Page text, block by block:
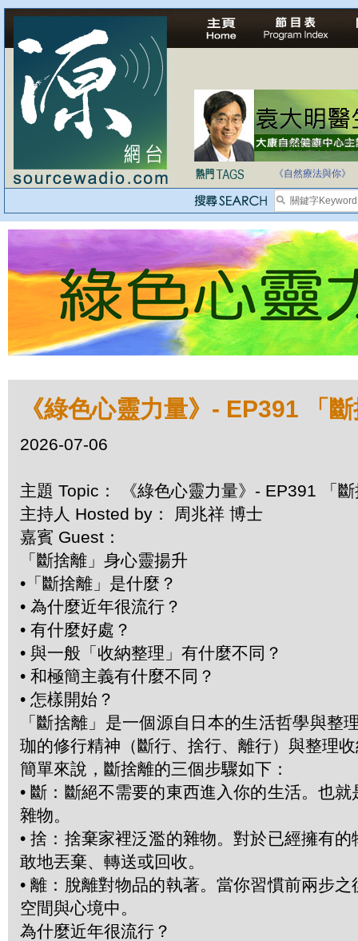
自家教育合法化-
《自然療法與你》
《綠色心靈力量》- EP391 「
2026-07-06
主題 Topic： 《綠色心靈力量》- EP391 「
主持人 Hosted by： 周兆祥 博士
嘉賓 Guest：
「斷捨離」身心靈揚升
•「斷捨離」是什麼？
• 為什麼近年很流行？
• 有什麼好處？
• 與一般「收納整理」有什麼不同？
• 和極簡主義有什麼不同？
• 怎樣開始？
「斷捨離」是一個源自日本的生活哲學與
珈的修行精神（斷行、捨行、離行）與整理
簡單來說，斷捨離的三個步驟如下：
• 斷：斷絕不需要的東西進入你的生活。也
雜物。
• 捨：捨棄家裡泛濫的雜物。對於已經擁有
敢地丟棄、轉送或回收。
• 離：脫離對物品的執著。當你習慣前兩步
空間與心境中。
為什麼近年很流行？